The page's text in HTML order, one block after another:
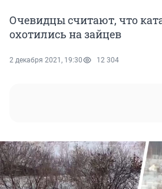
Очевидцы считают, что
охотились на зайцев
2 декабря 2021, 19:30 12 304